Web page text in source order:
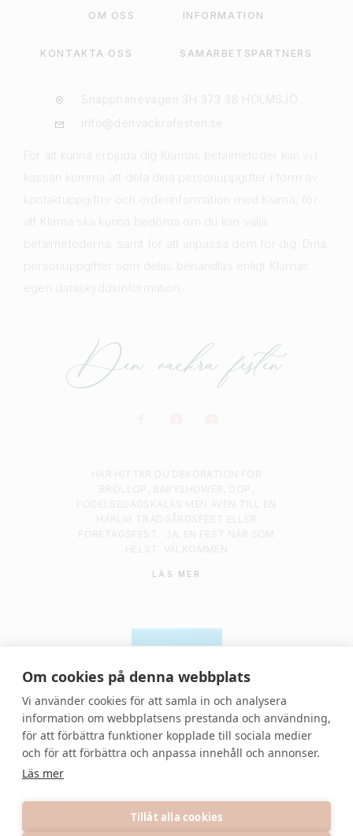
Om cookies på denna webbplats
Vi använder cookies för att samla in och analysera
information om webbplatsens prestanda och användning,
för att förbättra funktioner kopplade till sociala medier
och för att förbättra och anpassa innehåll och annonser.
Läs mer
Tillåt alla cookies
OM OSS INFORMATION
KONTAKTA OSS SAMARBETSPARTNERS
För att kunna erbjuda dig Klarnas betalmetoder kan vi i
kassan komma att dela dina personuppgifter i form av
kontaktuppgifter och orderinformation med Klarna, för
att Klarna ska kunna bedöma om du kan välja
betalmetoderna, samt för att anpassa dem för dig. Dina
personuppgifter som delas behandlas enligt Klarnas
egen dataskyddsinformation.
LÄS MER
© 2021 Denvackrafesten | All rights reserved.